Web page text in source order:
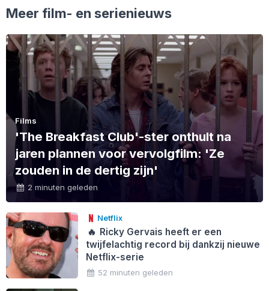
Meer film- en serienieuws
Films
'The Breakfast Club'-ster onthult na
jaren plannen voor vervolgfilm: 'Ze
zouden in de dertig zijn'
2 minuten geleden
Netflix
🔥 Ricky Gervais heeft er een
twijfelachtig record bij dankzij nieuwe
Netflix-serie
52 minuten geleden